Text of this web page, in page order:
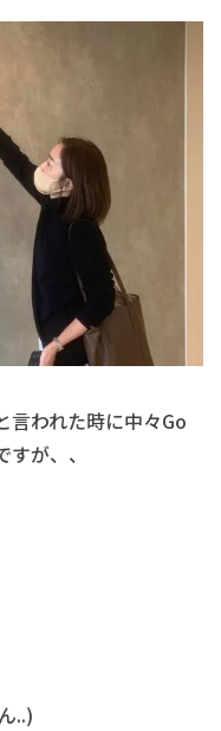
言われた時に中々Go
が、、
..)